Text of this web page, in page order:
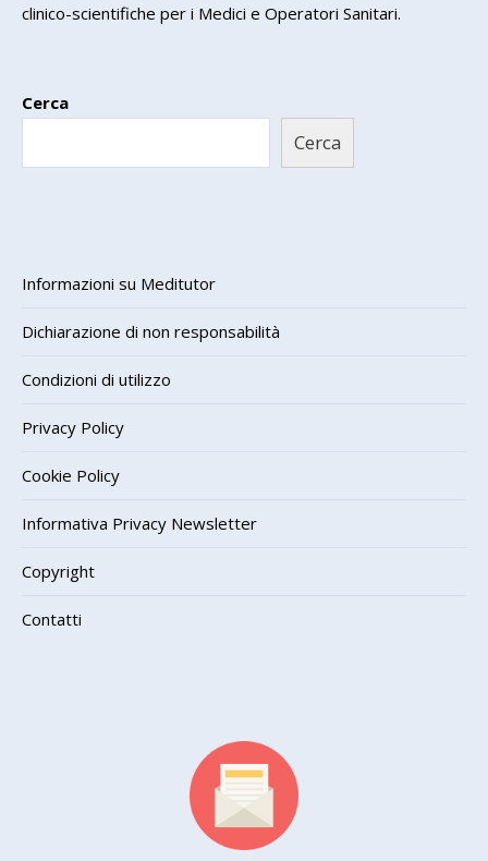
clinico-scientifiche per i Medici e Operatori Sanitari.
Cerca
Cerca
Informazioni su Meditutor
Dichiarazione di non responsabilità
Condizioni di utilizzo
Privacy Policy
Cookie Policy
Informativa Privacy Newsletter
Copyright
Contatti